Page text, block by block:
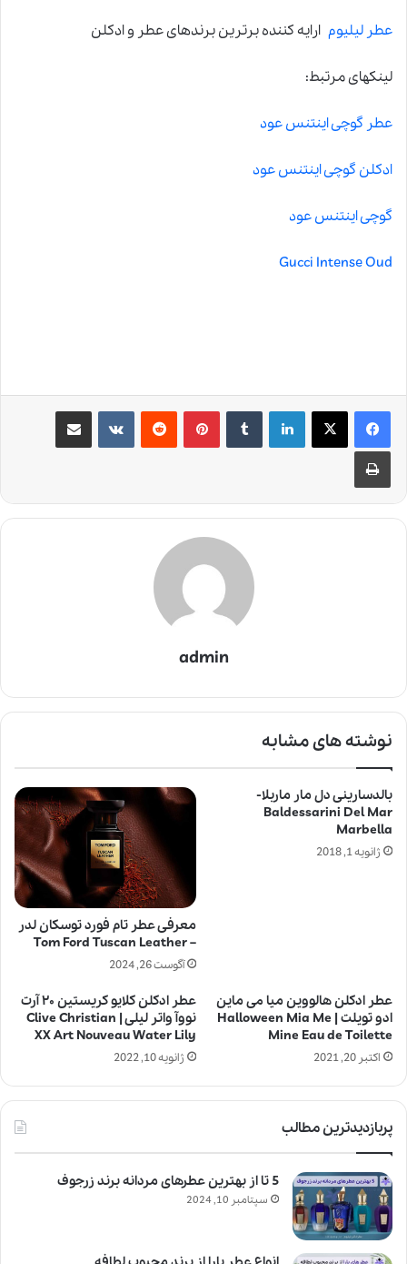
عطر لیلیوم ارایه کننده برترین برندهای عطر و ادکلن
لینکهای مرتبط:
عطر گوچی اینتنس عود
ادکلن گوچی اینتنس عود
گوچی اینتنس عود
Gucci Intense Oud
لینکدین ‫پین‌ترست ‫رددیت
چاپ
admin
نوشته های مشابه
بالدسارینی دل مار ماربلا-
Baldessarini Del Mar
Marbella
ژانویه 1, 2018
معرفی عطر تام فورد توسکان لدر
– Tom Ford Tuscan Leather
آگوست 26, 2024
عطر ادکلن هالووین میا می ماین
ادو تویلت | Halloween Mia Me
Mine Eau de Toilette
اکتبر 20, 2021
عطر ادکلن کلایو کریستین ۲۰ آرت
نووآ واتر لیلی | Clive Christian
XX Art Nouveau Water Lily
ژانویه 10, 2022
پربازدیدترین مطالب
5 تا از بهترین عطرهای مردانه برند زرجوف
سپتامبر 10, 2024